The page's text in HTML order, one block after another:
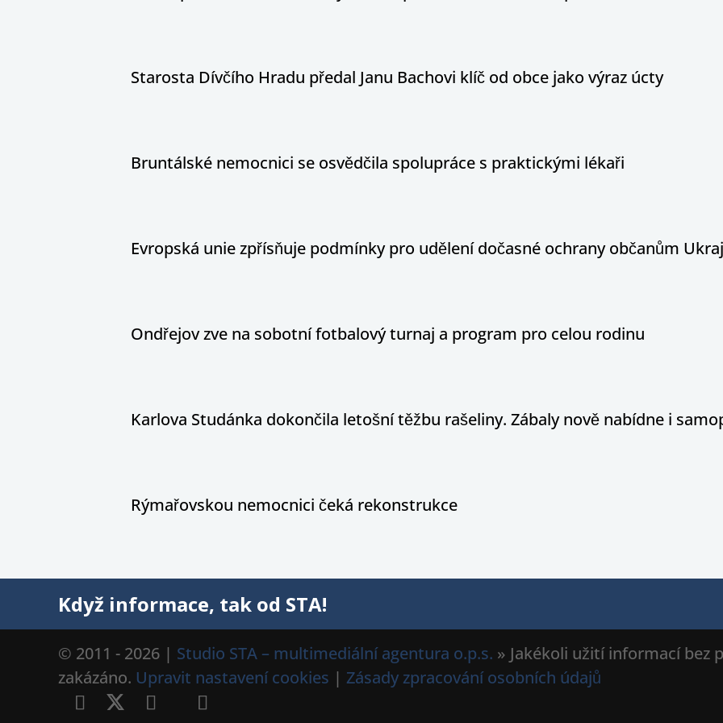
Starosta Dívčího Hradu předal Janu Bachovi klíč od obce jako výraz úcty
Bruntálské nemocnici se osvědčila spolupráce s praktickými lékaři
Evropská unie zpřísňuje podmínky pro udělení dočasné ochrany občanům
Ondřejov zve na sobotní fotbalový turnaj a program pro celou rodinu
Karlova Studánka dokončila letošní těžbu rašeliny. Zábaly nově nabídne i
Rýmařovskou nemocnici čeká rekonstrukce
Když informace, tak od STA!
© 2011 - 2026 | Studio STA – multimediální agentura o.p.s. » Jakékoli užití informací bez
zakázáno. Upravit nastavení cookies | Zásady zpracování osobních údajů